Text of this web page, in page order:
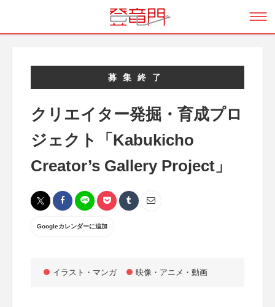
募集終了
クリエイター発掘・育成プロ
ジェクト「Kabukicho
Creator’s Gallery Project」
Googleカレンダーに追加
イラスト・マンガ 映像・アニメ・動画